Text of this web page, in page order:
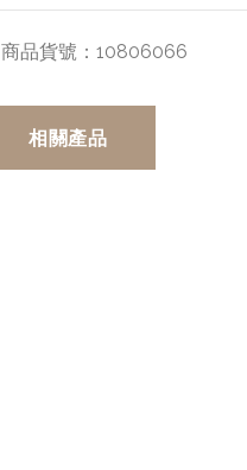
商品貨號： 10806066
相關產品